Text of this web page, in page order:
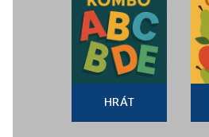
HRÁT